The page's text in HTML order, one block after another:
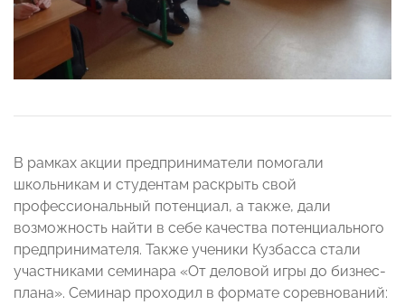
В рамках акции предприниматели помогали
школьникам и студентам раскрыть свой
профессиональный потенциал, а также, дали
возможность найти в себе качества потенциального
предпринимателя. Также ученики Кузбасса стали
участниками семинара «От деловой игры до бизнес-
плана». Семинар проходил в формате соревнований: